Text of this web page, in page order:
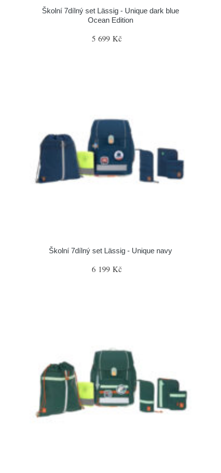
Školní 7dílný set Lässig - Unique dark blue
Ocean Edition
5 699 Kč
Školní 7dílný set Lässig - Unique navy
6 199 Kč